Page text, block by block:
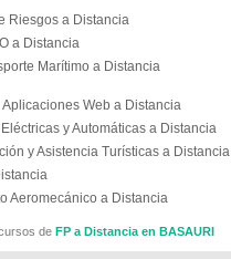
Riesgos a Distancia
a Distancia
Marítimo a Distancia
Aplicaciones Web a Distancia
y Automáticas a Distancia
y Asistencia Turísticas a Distancia
Aeromecánico a Distancia
de FP a Distancia en BASAURI